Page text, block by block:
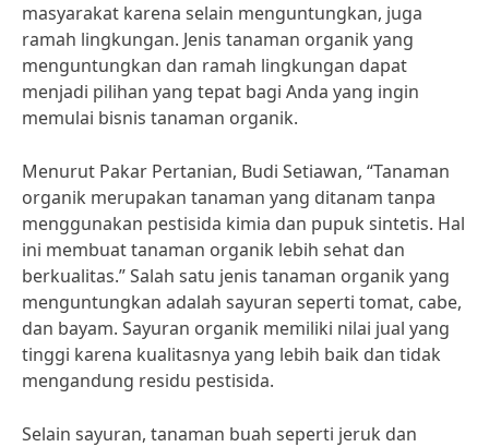
masyarakat karena selain menguntungkan, juga
ramah lingkungan. Jenis tanaman organik yang
menguntungkan dan ramah lingkungan dapat
menjadi pilihan yang tepat bagi Anda yang ingin
memulai bisnis tanaman organik.
Menurut Pakar Pertanian, Budi Setiawan, “Tanaman
organik merupakan tanaman yang ditanam tanpa
menggunakan pestisida kimia dan pupuk sintetis. Hal
ini membuat tanaman organik lebih sehat dan
berkualitas.” Salah satu jenis tanaman organik yang
menguntungkan adalah sayuran seperti tomat, cabe,
dan bayam. Sayuran organik memiliki nilai jual yang
tinggi karena kualitasnya yang lebih baik dan tidak
mengandung residu pestisida.
Selain sayuran, tanaman buah seperti jeruk dan